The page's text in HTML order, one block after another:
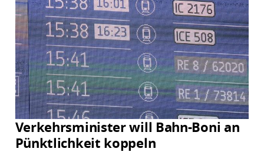
Verkehrsminister will Bahn-Boni an
Pünktlichkeit koppeln